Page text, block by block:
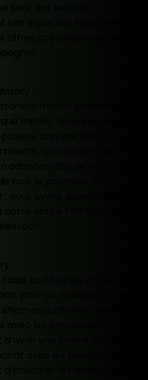
sont des secteurs
expertise spécialisée,
offres spécifiques au secteur
:
:
profonde, tant
métier. Nous intervenons
: analyse d’écarts,
sécurisation de
adoption afin de vous
tout le potentiel de
nous avons développé une
entité TNP SFL, certifiée
:
au choix de votre outil de
pour un meilleur suivi et
:
avec les principales
une bonne vision des
avec les principales
les mises à jour et